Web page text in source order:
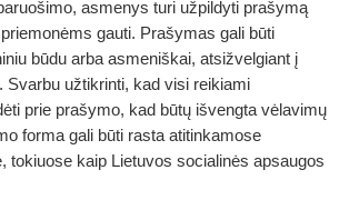
asmenys turi užpildyti prašymą
gauti. Prašymas gali būti
būdu arba asmeniškai, atsižvelgiant į
Svarbu užtikrinti, kad visi reikiami
prie prašymo, kad būtų išvengta vėlavimų
forma gali būti rasta atitinkamose
tokiuose kaip Lietuvos socialinės apsaugos